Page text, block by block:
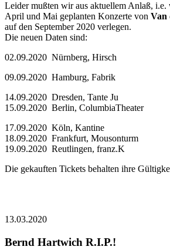
Leider mußten wir aus aktuellem Anlaß,
April und Mai geplanten Konzerte von Van
auf den September 2020 verlegen.
Die neuen Daten sind:
02.09.2020 Nürnberg, Hirsch
09.09.2020 Hamburg, Fabrik
14.09.2020 Dresden, Tante Ju
15.09.2020 Berlin, ColumbiaTheater
17.09.2020 Köln, Kantine
18.09.2020 Frankfurt, Mousonturm
19.09.2020 Reutlingen, franz.K
Die gekauften Tickets behalten ihre
13.03.2020
Bernd Hartwich R.I.P.!